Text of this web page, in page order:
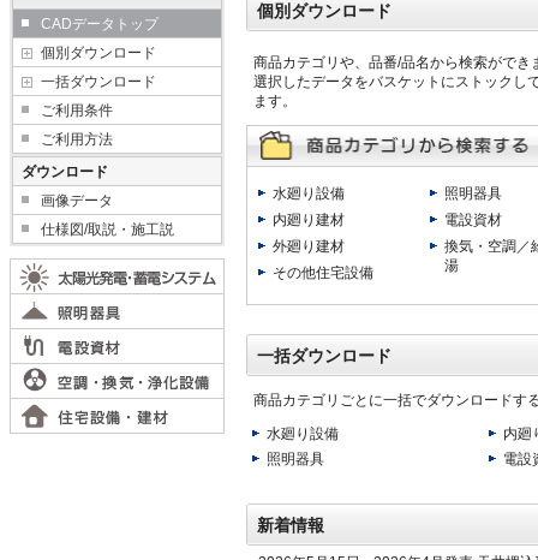
個別ダウンロード
商品カテゴリや、品番/品名から検索ができ
選択したデータをバスケットにストックし
ます。
水廻り設備
内廻り建材
外廻り建材
その他住宅設備
照明器具
電設資材
換気・空調／
湯
一括ダウンロード
商品カテゴリごとに一括でダウンロードす
水廻り設備
内廻
照明器具
電設
新着情報
CADデータトップ
個別ダウンロード
一括ダウンロード
ご利用条件
ご利用方法
ダウンロード
画像データ
仕様図/取説・施工説